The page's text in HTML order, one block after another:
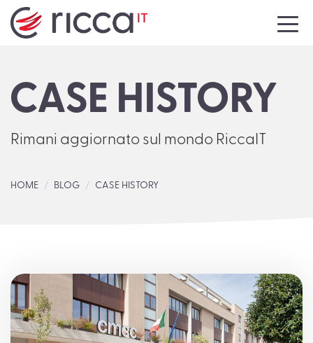
AZIENDA
SERVIZI
EVENTI
LAVORA CON NOI
CASE HISTORY
Rimani aggiornato sul mondo RiccaIT
HOME BLOG CASE HISTORY